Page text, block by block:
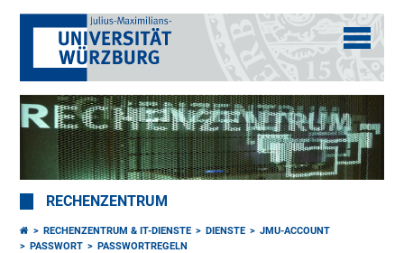
RECHENZENTRUM
RECHENZENTRUM & IT-DIENSTE DIENSTE
JMU-ACCOUNT
PASSWORT
PASSWORTREGELN